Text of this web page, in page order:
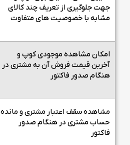
جهت جلوگیری از تعریف چند کالای
مشابه با خصوصیت های متفاوت
امکان مشاهده موجودی کوپ و
آخرین قیمت فروش آن به مشتری در
هنگام صدور فاکتور
مشاهده سقف اعتبار مشتری و مانده
حساب مشتری در هنگام صدور
فاکتور